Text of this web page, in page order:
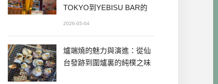
TOKYO到YEBISU BAR的
2026-05-04
爐端燒的魅力與演進：從仙
台發跡到圍爐裏的純樸之味